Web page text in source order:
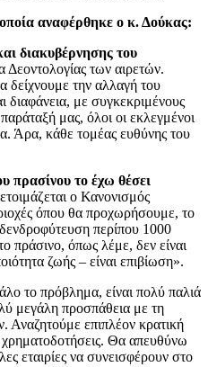
αναφέρθηκε ο κ. Δούκας:
διακυβέρνησης του
των αιρετών.
δείχνουμε την αλλαγή του
διαφάνεια, με συγκεκριμένους
μας, όλοι οι εκλεγμένοι
Άρα, κάθε τομέας ευθύνης του
πρασίνου το έχω θέσει
ο Κανονισμός
όπου θα προχωρήσουμε, το
περίπου 1000
πράσινο, όπως λέμε, δεν είναι
ζωής – είναι επιβίωση».
το πρόβλημα, είναι πολύ παλιά
μεγάλη προσπάθεια με τη
επιπλέον κρατική
Θα απευθύνω
εταιρίες να συνεισφέρουν στο